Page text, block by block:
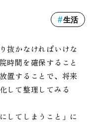
生活
抜かなければいけな
時間を確保すること
置することで、将来
して整理してみる
してしまうこと」に